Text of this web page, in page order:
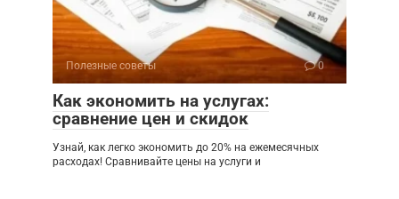
Полезные советы 0
Как экономить на услугах:
сравнение цен и скидок
Узнай, как легко экономить до 20% на ежемесячных
расходах! Сравнивайте цены на услуги и